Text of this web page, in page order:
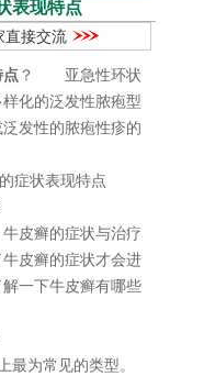
表现特点
直接交流
点 ？ 亚急性环状
化的泛发性脓疱型
发性的脓疱性疹的
皮癣的症状与治疗
皮癣的症状才会进
一下牛皮癣有哪些
为常见的类型。